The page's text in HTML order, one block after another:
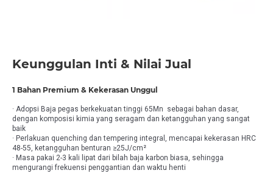
Keunggulan Inti & Nilai Jual
1 Bahan Premium & Kekerasan Unggul
· Adopsi Baja pegas berkekuatan tinggi 65Mn sebagai bahan dasar,
dengan komposisi kimia yang seragam dan ketangguhan yang sangat
baik
· Perlakuan quenching dan tempering integral, mencapai kekerasan HRC
48-55, ketangguhan benturan ≥25J/cm²
· Masa pakai 2-3 kali lipat dari bilah baja karbon biasa, sehingga
mengurangi frekuensi penggantian dan waktu henti